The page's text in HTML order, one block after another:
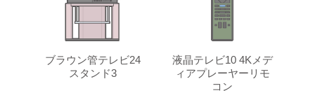
ブラウン管テレビ24
スタンド3
液晶テレビ10 4Kメデ
ィアプレーヤーリモ
コン